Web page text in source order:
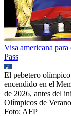
Visa americana
Pass
El pebetero
encendido en el
de 2026, antes del
Olímpicos de
Foto: AFP